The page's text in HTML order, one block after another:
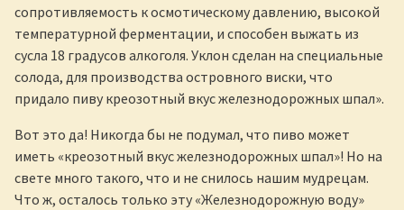
сопротивляемость к осмотическому давлению, высокой
температурной ферментации, и способен выжать из
сусла 18 градусов алкоголя. Уклон сделан на специальные
солода, для производства островного виски, что
придало пиву креозотный вкус железнодорожных шпал».
Вот это да! Никогда бы не подумал, что пиво может
иметь «креозотный вкус железнодорожных шпал»! Но на
свете много такого, что и не снилось нашим мудрецам.
Что ж, осталось только эту «Железнодорожную воду»